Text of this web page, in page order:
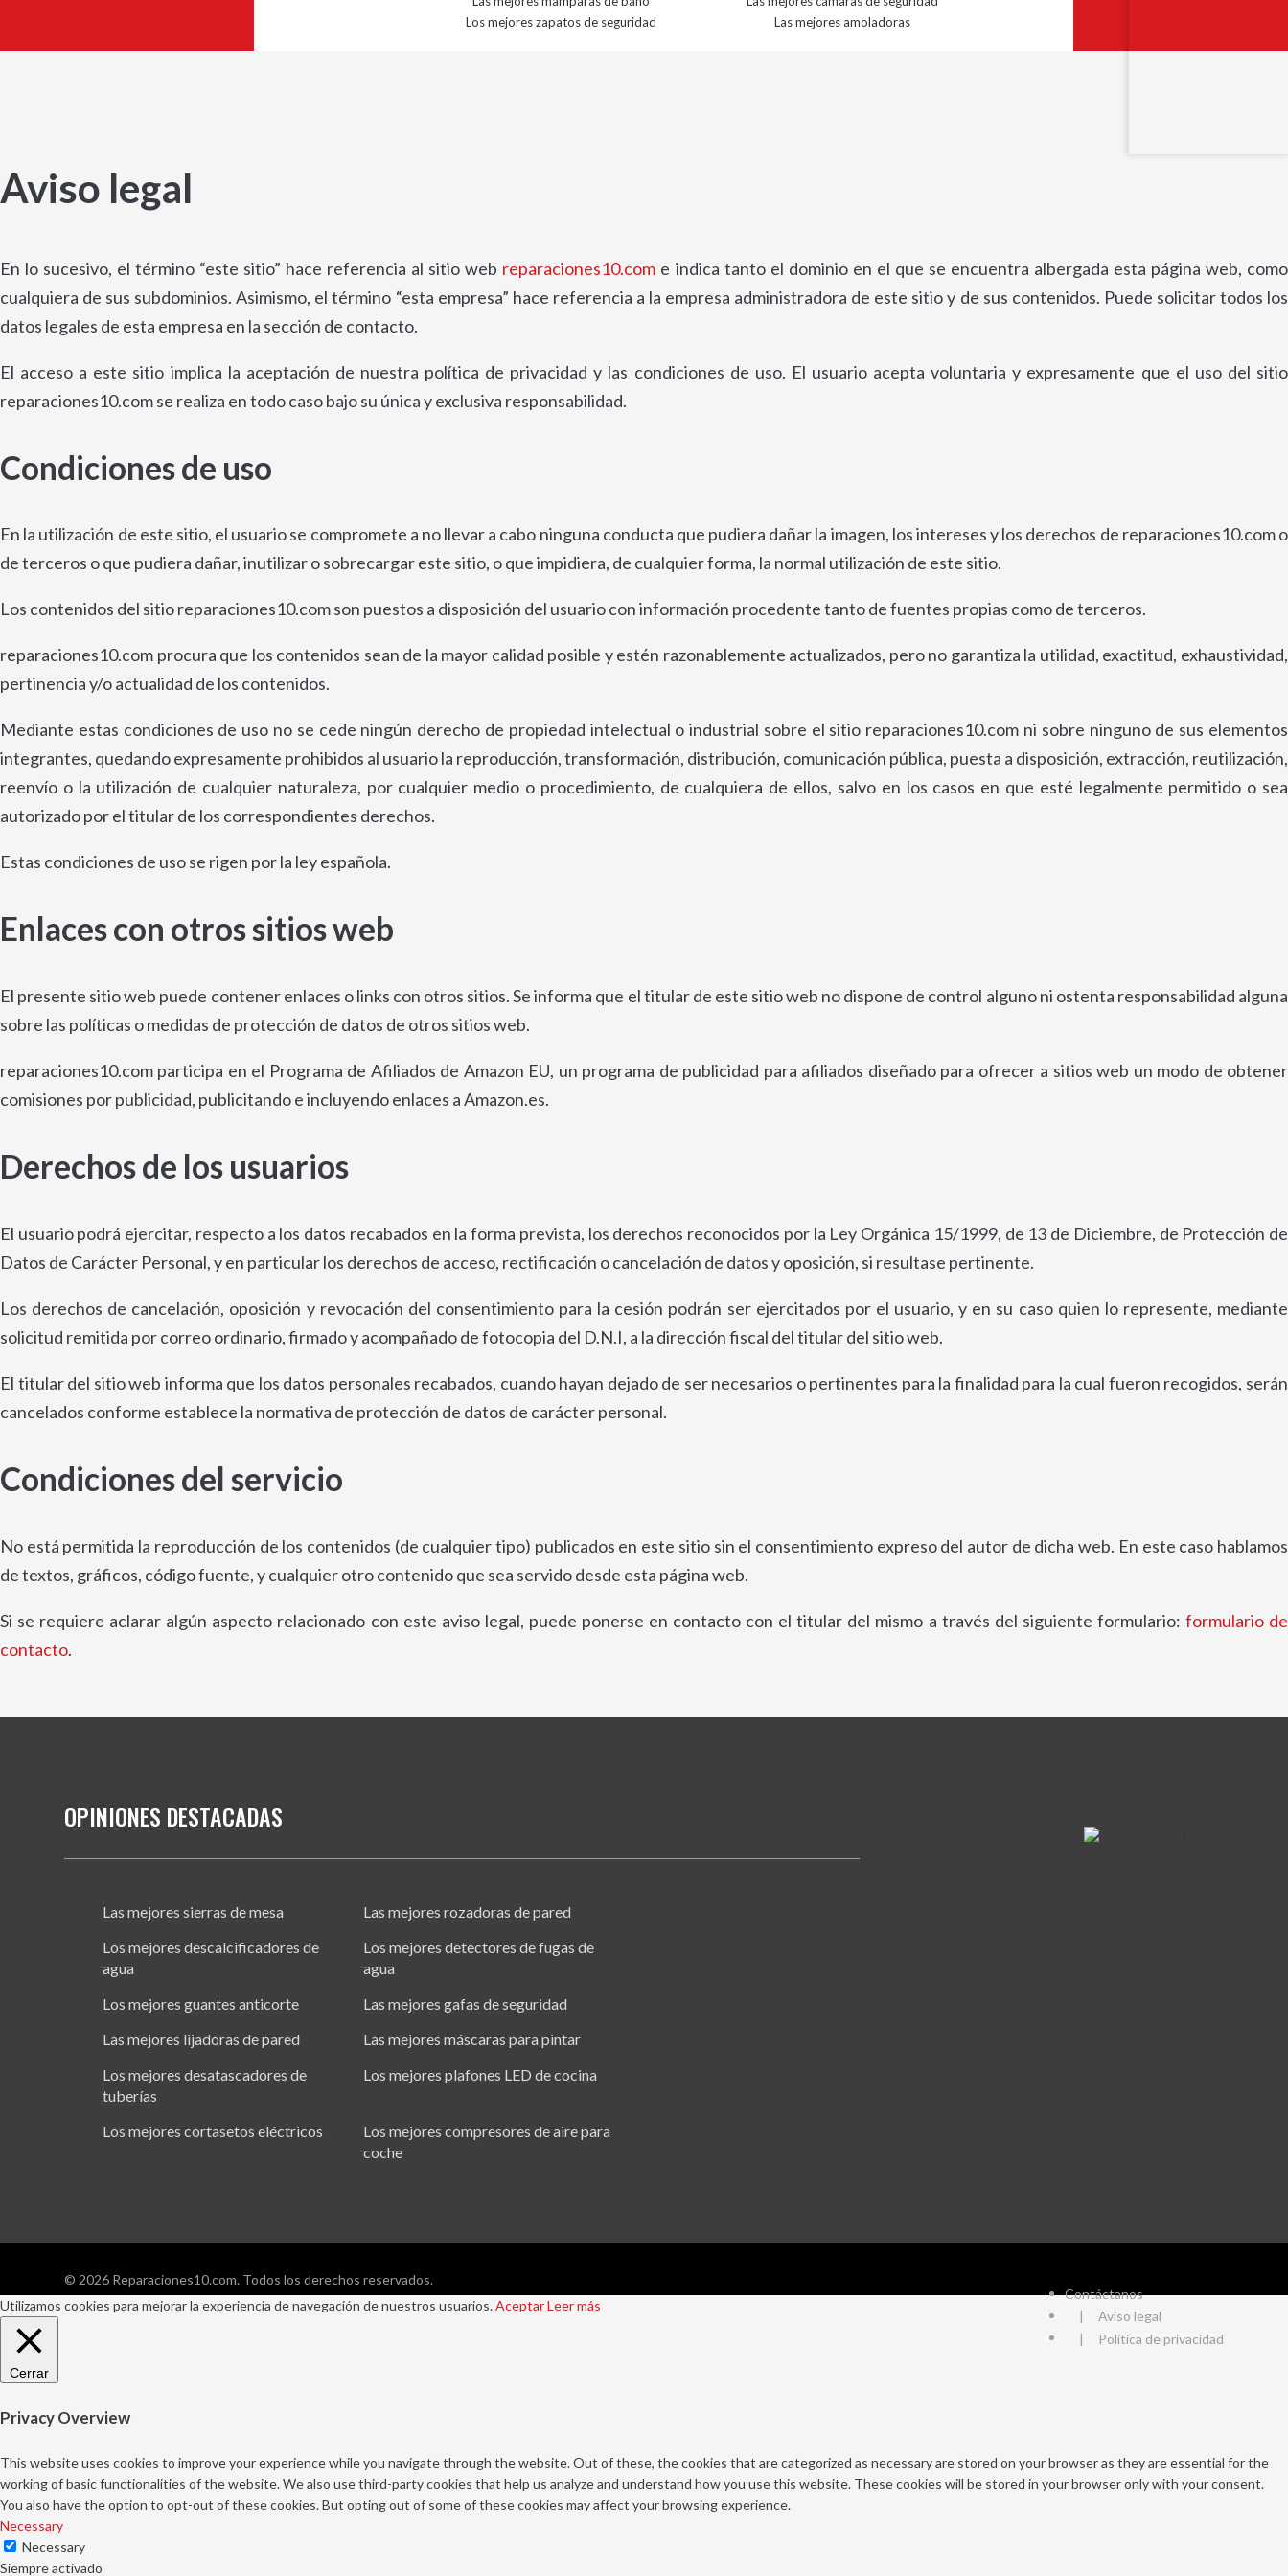
Los mejores zapatos de seguridad
Las mejores amoladoras
Aviso legal
En lo sucesivo, el término “este sitio” hace referencia al sitio web reparaciones10.com e indica tanto el dominio en el que se encuentra albergada esta página web, como
cualquiera de sus subdominios. Asimismo, el término “esta empresa” hace referencia a la empresa administradora de este sitio y de sus contenidos. Puede solicitar todos los
datos legales de esta empresa en la sección de contacto.
El acceso a este sitio implica la aceptación de nuestra política de privacidad y las condiciones de uso. El usuario acepta voluntaria y expresamente que el uso del sitio
reparaciones10.com se realiza en todo caso bajo su única y exclusiva responsabilidad.
Condiciones de uso
En la utilización de este sitio, el usuario se compromete a no llevar a cabo ninguna conducta que pudiera dañar la imagen, los intereses y los derechos de reparaciones10.com o
de terceros o que pudiera dañar, inutilizar o sobrecargar este sitio, o que impidiera, de cualquier forma, la normal utilización de este sitio.
Los contenidos del sitio reparaciones10.com son puestos a disposición del usuario con información procedente tanto de fuentes propias como de terceros.
reparaciones10.com procura que los contenidos sean de la mayor calidad posible y estén razonablemente actualizados, pero no garantiza la utilidad, exactitud, exhaustividad,
pertinencia y/o actualidad de los contenidos.
Mediante estas condiciones de uso no se cede ningún derecho de propiedad intelectual o industrial sobre el sitio reparaciones10.com ni sobre ninguno de sus elementos
integrantes, quedando expresamente prohibidos al usuario la reproducción, transformación, distribución, comunicación pública, puesta a disposición, extracción, reutilización,
reenvío o la utilización de cualquier naturaleza, por cualquier medio o procedimiento, de cualquiera de ellos, salvo en los casos en que esté legalmente permitido o sea
autorizado por el titular de los correspondientes derechos.
Estas condiciones de uso se rigen por la ley española.
Enlaces con otros sitios web
El presente sitio web puede contener enlaces o links con otros sitios. Se informa que el titular de este sitio web no dispone de control alguno ni ostenta responsabilidad alguna
sobre las políticas o medidas de protección de datos de otros sitios web.
reparaciones10.com participa en el Programa de Afiliados de Amazon EU, un programa de publicidad para afiliados diseñado para ofrecer a sitios web un modo de obtener
comisiones por publicidad, publicitando e incluyendo enlaces a Amazon.es.
Derechos de los usuarios
El usuario podrá ejercitar, respecto a los datos recabados en la forma prevista, los derechos reconocidos por la Ley Orgánica 15/1999, de 13 de Diciembre, de Protección de
Datos de Carácter Personal, y en particular los derechos de acceso, rectificación o cancelación de datos y oposición, si resultase pertinente.
Los derechos de cancelación, oposición y revocación del consentimiento para la cesión podrán ser ejercitados por el usuario, y en su caso quien lo represente, mediante
solicitud remitida por correo ordinario, firmado y acompañado de fotocopia del D.N.I, a la dirección fiscal del titular del sitio web.
El titular del sitio web informa que los datos personales recabados, cuando hayan dejado de ser necesarios o pertinentes para la finalidad para la cual fueron recogidos, serán
cancelados conforme establece la normativa de protección de datos de carácter personal.
Condiciones del servicio
No está permitida la reproducción de los contenidos (de cualquier tipo) publicados en este sitio sin el consentimiento expreso del autor de dicha web. En este caso hablamos
de textos, gráficos, código fuente, y cualquier otro contenido que sea servido desde esta página web.
Si se requiere aclarar algún aspecto relacionado con este aviso legal, puede ponerse en contacto con el titular del mismo a través del siguiente formulario: formulario de
contacto.
OPINIONES DESTACADAS
Las mejores sierras de mesa
Las mejores rozadoras de pared
Los mejores descalcificadores de
agua
Los mejores detectores de fugas de
agua
Los mejores guantes anticorte
Las mejores gafas de seguridad
Las mejores lijadoras de pared
Las mejores máscaras para pintar
Los mejores desatascadores de
tuberías
Los mejores plafones LED de cocina
Los mejores cortasetos eléctricos
Los mejores compresores de aire para
coche
© 2026 Reparaciones10.com. Todos los derechos reservados.
Contáctanos
Aviso legal
Política de privacidad
Utilizamos cookies para mejorar la experiencia de navegación de nuestros usuarios.AceptarLeer más
Cerrar
Privacy Overview
This website uses cookies to improve your experience while you navigate through the website. Out of these, the cookies that are categorized as necessary are stored on your browser as they are essential for the
working of basic functionalities of the website. We also use third-party cookies that help us analyze and understand how you use this website. These cookies will be stored in your browser only with your consent.
You also have the option to opt-out of these cookies. But opting out of some of these cookies may affect your browsing experience.
Necessary
Necessary
Siempre activado